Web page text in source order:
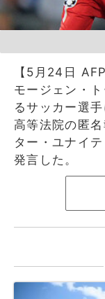
【5月24日
モージェン・
るサッカー選
高等法院の匿
ター・ユナイ
発言した。